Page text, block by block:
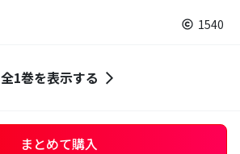
1540
全1巻を表示する
まとめて購入